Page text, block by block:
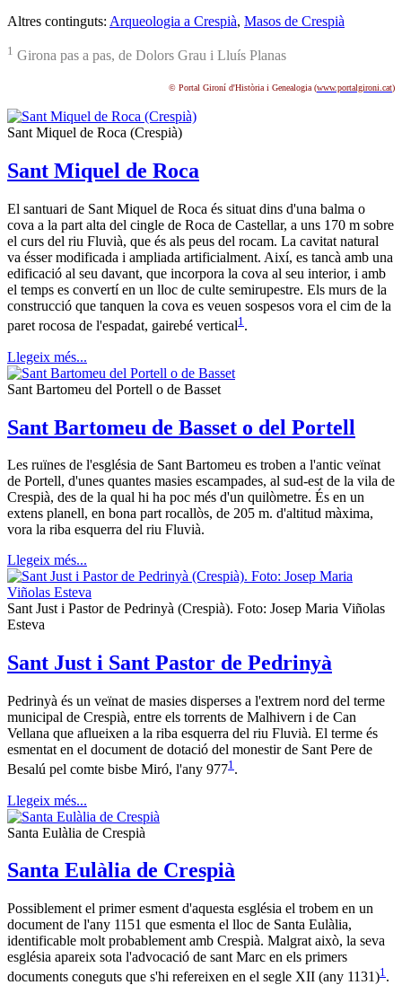
Altres continguts: Arqueologia a Crespià, Masos de Crespià
1 Girona pas a pas, de Dolors Grau i Lluís Planas
© Portal Gironí d'Història i Genealogia (www.portalgironi.cat)
Sant Miquel de Roca (Crespià)
Sant Miquel de Roca
El santuari de Sant Miquel de Roca és situat dins d'una balma o
cova a la part alta del cingle de Roca de Castellar, a uns 170 m sobre
el curs del riu Fluvià, que és als peus del rocam. La cavitat natural
va ésser modificada i ampliada artificialment. Així, es tancà amb una
edificació al seu davant, que incorpora la cova al seu interior, i amb
el temps es convertí en un lloc de culte semirupestre. Els murs de la
construcció que tanquen la cova es veuen sospesos vora el cim de la
paret rocosa de l'espadat, gairebé vertical1.
Llegeix més...
Sant Bartomeu del Portell o de Basset
Sant Bartomeu de Basset o del Portell
Les ruïnes de l'església de Sant Bartomeu es troben a l'antic veïnat
de Portell, d'unes quantes masies escampades, al sud-est de la vila de
Crespià, des de la qual hi ha poc més d'un quilòmetre. És en un
extens planell, en bona part rocallòs, de 205 m. d'altitud màxima,
vora la riba esquerra del riu Fluvià.
Llegeix més...
Sant Just i Pastor de Pedrinyà (Crespià). Foto: Josep Maria Viñolas
Esteva
Sant Just i Sant Pastor de Pedrinyà
Pedrinyà és un veïnat de masies disperses a l'extrem nord del terme
municipal de Crespià, entre els torrents de Malhivern i de Can
Vellana que aflueixen a la riba esquerra del riu Fluvià. El terme és
esmentat en el document de dotació del monestir de Sant Pere de
Besalú pel comte bisbe Miró, l'any 9771.
Llegeix més...
Santa Eulàlia de Crespià
Santa Eulàlia de Crespià
Possiblement el primer esment d'aquesta església el trobem en un
document de l'any 1151 que esmenta el lloc de Santa Eulàlia,
identificable molt probablement amb Crespià. Malgrat això, la seva
església apareix sota l'advocació de sant Marc en els primers
documents coneguts que s'hi refereixen en el segle XII (any 1131)1.